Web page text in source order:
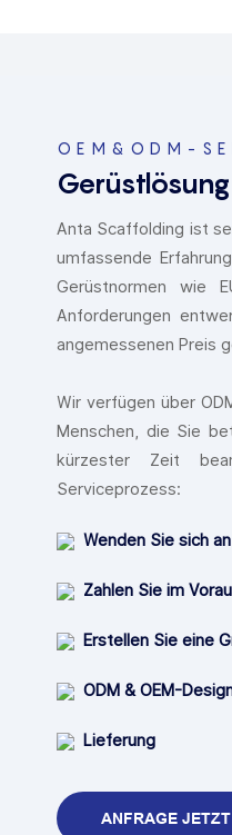
OEM&ODM-
Gerüstlösung
Anta Scaffolding ist
umfassende
Gerüstnormen wie
Anforderungen
angemessenen Preis
Wir verfügen über
Menschen, die Sie
kürzester Zeit
Serviceprozess:
Wenden Sie sich
Zahlen Sie im
Erstellen Sie eine
ODM & OEM-
Lieferung
ANFRAGE